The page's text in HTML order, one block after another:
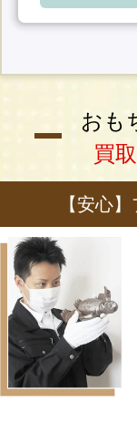
おも
買
【安心